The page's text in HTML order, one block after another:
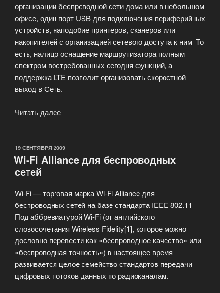
организации беспроводной сети дома или в небольшом
офисе, один порт USB для подключения периферийных
устройств, наподобие принтеров, сканеров или
накопителей с организацией сетевого доступа к ним. То
есть, налицо оснащение маршрутизатора полным
спектром востребованных сегодня функций, а
поддержка LTE позволит организовать скоростной
выход в Сеть.
Читать далее
ОПУБЛИКОВАНО
19 СЕНТЯБРЯ 2009
Wi-Fi Alliance для беспроводных
сетей
Wi-Fi — торговая марка Wi-Fi Alliance для
беспроводных сетей на базе стандарта IEEE 802.11.
Под аббревиатурой Wi-Fi (от английского
словосочетания Wireless Fidelity[1], которое можно
дословно перевести как «беспроводное качество» или
«беспроводная точность») в настоящее время
развивается целое семейство стандартов передачи
цифровых потоков данных по радиоканалам.